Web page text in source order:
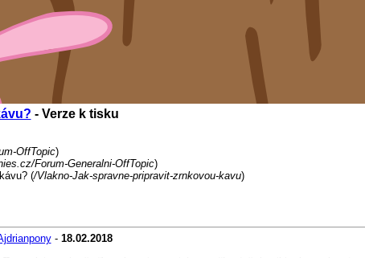
- Verze k tisku
OffTopic)
Forum-Generalni-OffTopic)
(/Vlakno-Jak-spravne-pripravit-zrnkovou-kavu)
- 18.02.2018